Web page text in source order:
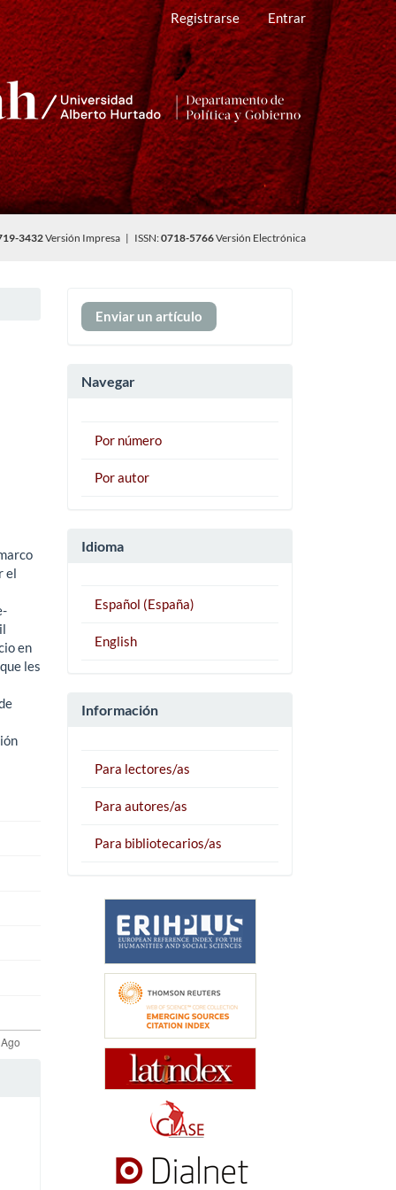
Registrarse Entrar
3432Versión Impresa | ISSN:0718-5766Versión Electrónica
el
en
les
Enviar
un
Enviar un artículo
Navegar
Por número
Por autor
Idioma
Español (España)
English
Información
Para lectores/as
Para autores/as
Para bibliotecarios/as